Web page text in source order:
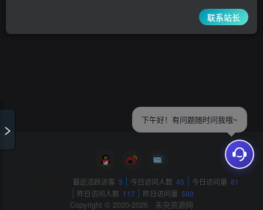
最近活跃访客 3 今日访问人数 45 今日访问量 81
昨日访问人数 117 昨日访问量 500
Copyright © 2020-2026 · 未央资源网
联系站长
下午好！有问题随时问我哦~